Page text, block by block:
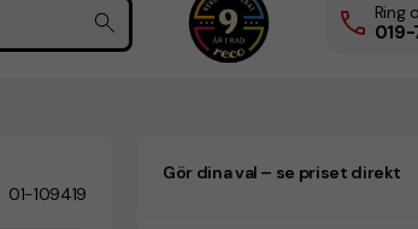
Ring
01-109419
Gör dina val – se priset direkt